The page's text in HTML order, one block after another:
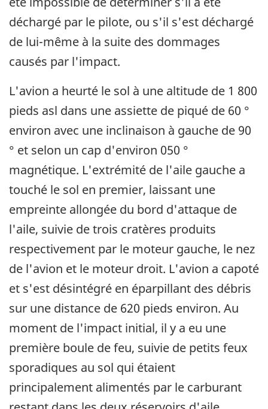
déchargé par le pilote, ou s'il s'est déchargé
de lui-même à la suite des dommages
causés par l'impact.
L'avion a heurté le sol à une altitude de 1 800
pieds asl dans une assiette de piqué de 60 °
environ avec une inclinaison à gauche de 90
° et selon un cap d'environ 050 °
magnétique. L'extrémité de l'aile gauche a
touché le sol en premier, laissant une
empreinte allongée du bord d'attaque de
l'aile, suivie de trois cratères produits
respectivement par le moteur gauche, le nez
de l'avion et le moteur droit. L'avion a capoté
et s'est désintégré en éparpillant des débris
sur une distance de 620 pieds environ. Au
moment de l'impact initial, il y a eu une
première boule de feu, suivie de petits feux
sporadiques au sol qui étaient
principalement alimentés par le carburant